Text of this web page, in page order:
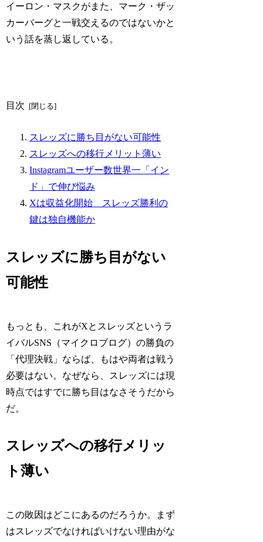
イーロン・マスクがまた、マーク・ザッ
カーバーグと一戦交えるのではないかと
いう話を蒸し返している。
目次
スレッズに勝ち目がない可能性
スレッズへの移行メリット薄い
Instagramユーザー数世界一「イン
ド」で伸び悩み
Xは収益化開始 スレッズ勝利の
鍵は独自機能か
スレッズに勝ち目がない
可能性
もっとも、これがXとスレッズというラ
イバルSNS（マイクロブログ）の勝負の
「代理決戦」ならば、もはや両者は戦う
必要はない。なぜなら、スレッズには現
時点ではすでに勝ち目はなさそうだから
だ。
スレッズへの移行メリッ
ト薄い
この敗因はどこにあるのだろうか。まず
はスレッズでなければいけない理由がな